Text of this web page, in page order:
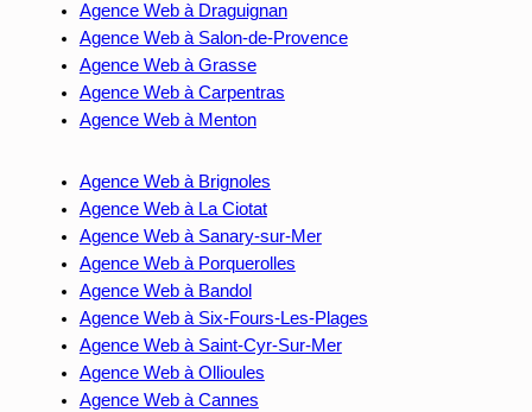
Agence Web à Draguignan
Agence Web à Salon-de-Provence
Agence Web à Grasse
Agence Web à Carpentras
Agence Web à Menton
Agence Web à Brignoles
Agence Web à La Ciotat
Agence Web à Sanary-sur-Mer
Agence Web à Porquerolles
Agence Web à Bandol
Agence Web à Six-Fours-Les-Plages
Agence Web à Saint-Cyr-Sur-Mer
Agence Web à Ollioules
Agence Web à Cannes